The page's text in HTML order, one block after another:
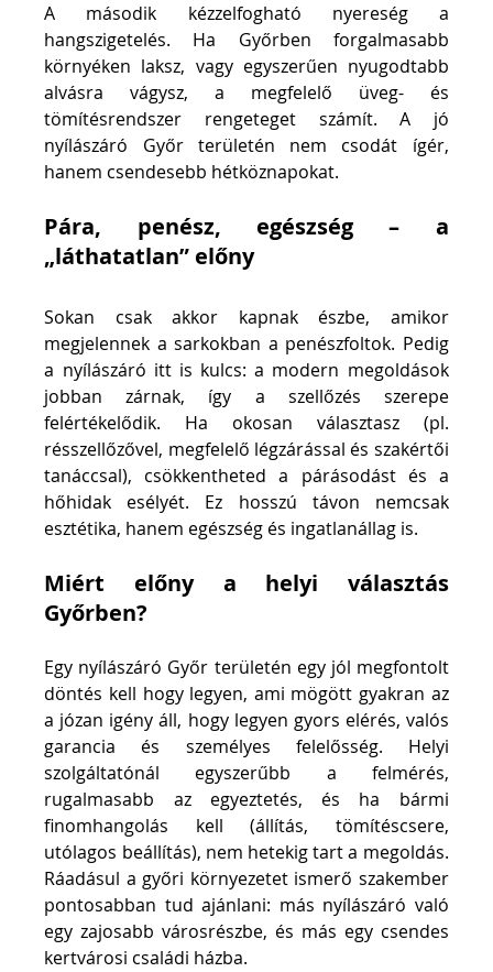
A második kézzelfogható nyereség a
hangszigetelés. Ha Győrben forgalmasabb
környéken laksz, vagy egyszerűen nyugodtabb
alvásra vágysz, a megfelelő üveg- és
tömítésrendszer rengeteget számít. A jó
nyílászáró Győr területén nem csodát ígér,
hanem csendesebb hétköznapokat.
Pára, penész, egészség – a
„láthatatlan” előny
Sokan csak akkor kapnak észbe, amikor
megjelennek a sarkokban a penészfoltok. Pedig
a nyílászáró itt is kulcs: a modern megoldások
jobban zárnak, így a szellőzés szerepe
felértékelődik. Ha okosan választasz (pl.
résszellőzővel, megfelelő légzárással és szakértői
tanáccsal), csökkentheted a párásodást és a
hőhidak esélyét. Ez hosszú távon nemcsak
esztétika, hanem egészség és ingatlanállag is.
Miért előny a helyi választás
Győrben?
Egy nyílászáró Győr területén egy jól megfontolt
döntés kell hogy legyen, ami mögött gyakran az
a józan igény áll, hogy legyen gyors elérés, valós
garancia és személyes felelősség. Helyi
szolgáltatónál egyszerűbb a felmérés,
rugalmasabb az egyeztetés, és ha bármi
finomhangolás kell (állítás, tömítéscsere,
utólagos beállítás), nem hetekig tart a megoldás.
Ráadásul a győri környezetet ismerő szakember
pontosabban tud ajánlani: más nyílászáró való
egy zajosabb városrészbe, és más egy csendes
kertvárosi családi házba.